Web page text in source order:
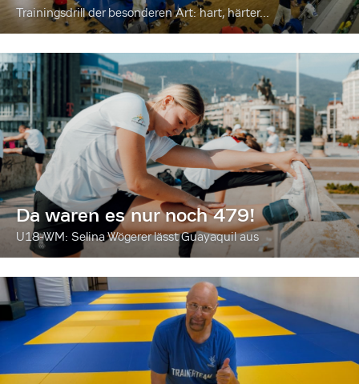
Trainingsdrill der besonderen Art: hart, härter...
Da waren es nur noch 479!
U18-WM: Selina Wögerer lässt Guayaquil aus